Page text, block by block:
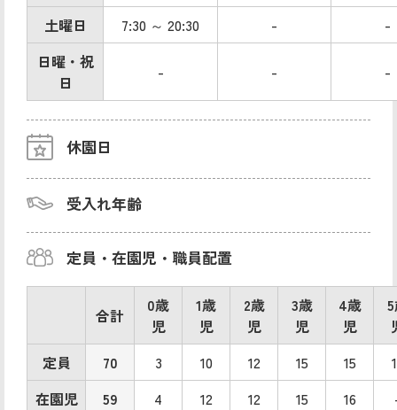
土曜日
7:30 ～ 20:30 -
-
日曜・祝
日
- - -
休園日
受入れ年齢
定員・在園児・職員配置
合計
0歳
児
1歳
児
2歳
児
3歳
児
4歳
児
定員
70 3 10 12 15 15
在園児
59 4 12 12 15 16